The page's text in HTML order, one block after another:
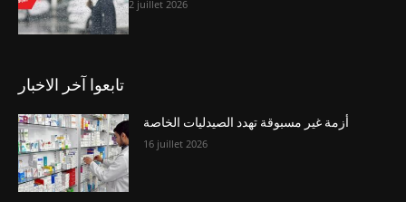
2 juillet 2026
تابعوا آخر الاخبار
أزمة غير مسبوقة تهدد الصيدليات الخاصة
16 juillet 2026